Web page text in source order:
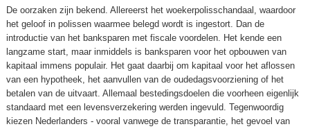
De oorzaken zijn bekend. Allereerst het woekerpolisschandaal, waardoor
het geloof in polissen waarmee belegd wordt is ingestort. Dan de
introductie van het banksparen met fiscale voordelen. Het kende een
langzame start, maar inmiddels is banksparen voor het opbouwen van
kapitaal immens populair. Het gaat daarbij om kapitaal voor het aflossen
van een hypotheek, het aanvullen van de oudedagsvoorziening of het
betalen van de uitvaart. Allemaal bestedingsdoelen die voorheen eigenlijk
standaard met een levensverzekering werden ingevuld. Tegenwoordig
kiezen Nederlanders - vooral vanwege de transparantie, het gevoel van